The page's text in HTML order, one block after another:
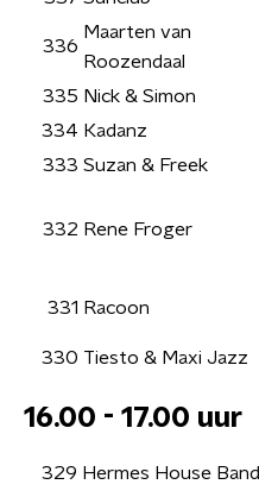
336
Maarten van
Roozendaal
335 Nick & Simon
334 Kadanz
333 Suzan & Freek
332 Rene Froger
331 Racoon
330 Tiesto & Maxi Jazz
16.00 - 17.00 uur
329 Hermes House Band